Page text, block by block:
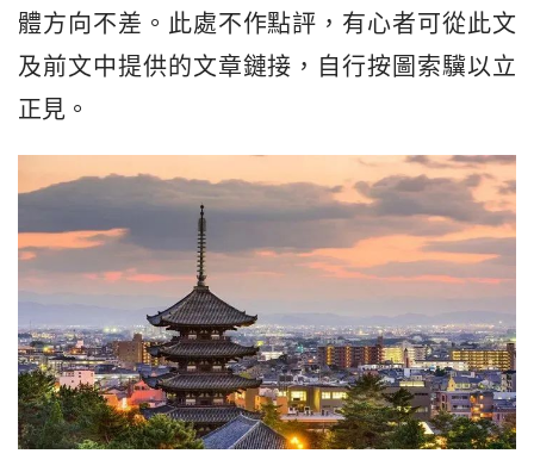
體方向不差。此處不作點評，有心者可從此文
及前文中提供的文章鏈接，自行按圖索驥以立
正見。